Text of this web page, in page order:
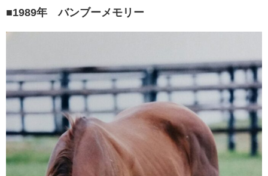
■1989年 バンブーメモリー